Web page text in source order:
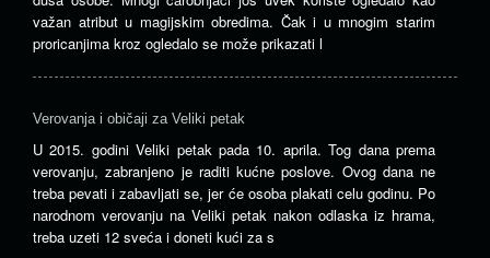
važan atribut u magijskim obredima. Čak i u mnogim starim
proricanjima kroz ogledalo se može prikazati l
Verovanja i običaji za Veliki petak
U 2015. godini Veliki petak pada 10. aprila. Tog dana prema
verovanju, zabranjeno je raditi kućne poslove. Ovog dana ne
treba pevati i zabavljati se, jer će osoba plakati celu godinu. Po
narodnom verovanju na Veliki petak nakon odlaska iz hrama,
treba uzeti 12 sveća i doneti kući za s